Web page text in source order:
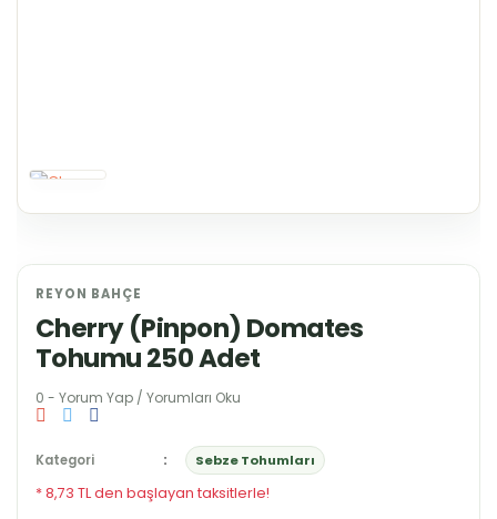
REYON BAHÇE
Cherry (Pinpon) Domates
Tohumu 250 Adet
0 - Yorum Yap / Yorumları Oku
Kategori Sebze Tohumları
* 8,73 TL den başlayan taksitlerle!